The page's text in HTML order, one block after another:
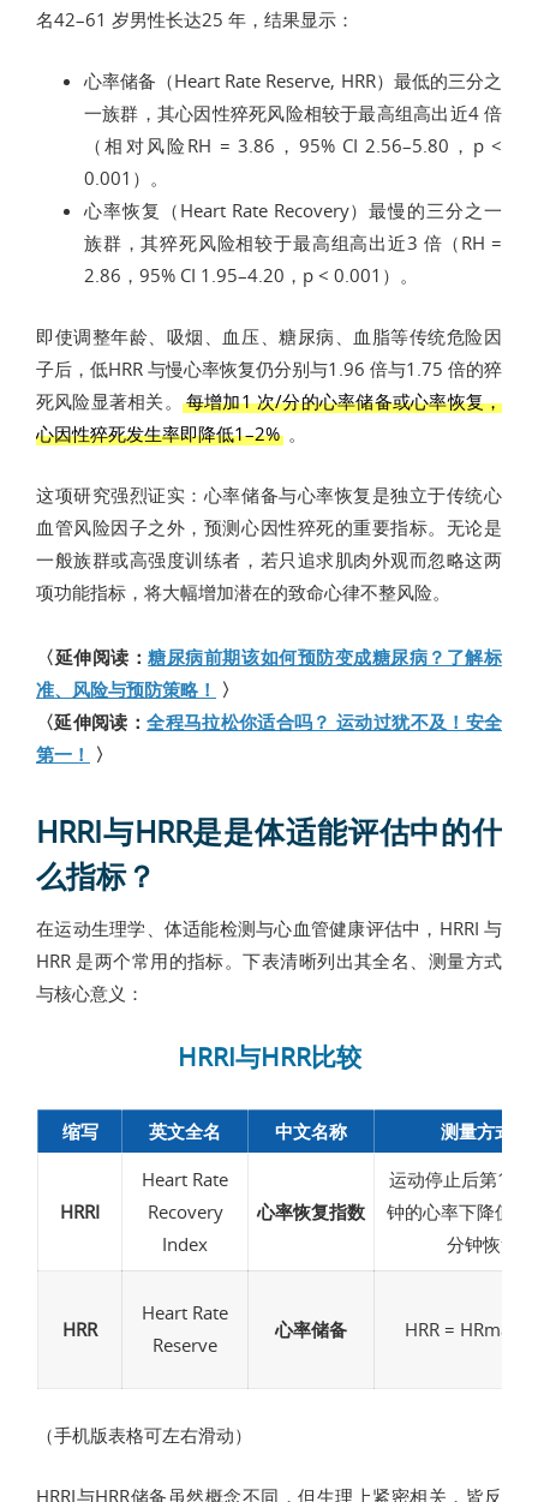
名42–61 岁男性长达25 年，结果显示：
心率储备（Heart Rate Reserve, HRR）最低的三分之
一族群，其心因性猝死风险相较于最高组高出近4 倍
（相对风险RH = 3.86，95% CI 2.56–5.80，p <
0.001）。
心率恢复（Heart Rate Recovery）最慢的三分之一
族群，其猝死风险相较于最高组高出近3 倍（RH =
2.86，95% CI 1.95–4.20，p < 0.001）。
即使调整年龄、吸烟、血压、糖尿病、血脂等传统危险因
子后，低HRR 与慢心率恢复仍分别与1.96 倍与1.75 倍的猝
死风险显著相关。
每增加1 次/分的心率储备或心率恢复，
心因性猝死发生率即降低1–2% 。
这项研究强烈证实：心率储备与心率恢复是独立于传统心
血管风险因子之外，预测心因性猝死的重要指标。无论是
一般族群或高强度训练者，若只追求肌肉外观而忽略这两
项功能指标，将大幅增加潜在的致命心律不整风险。
〈延伸阅读：糖尿病前期该如何预防变成糖尿病？了解标
准、风险与预防策略！ 〉
〈延伸阅读：全程马拉松你适合吗？ 运动过犹不及！安全
第一！ 〉
HRRI与HRR是是体适能评估中的什
么指标？
在运动生理学、体适能检测与心血管健康评估中，HRRI 与
HRR 是两个常用的指标。下表清晰列出其全名、测量方式
与核心意义：
HRRI与HRR比较
缩写 英文全名 中文名称 测量方式/
HRRI
Heart Rate
Recovery
Index
心率恢复指数
运动停止后第1、
钟的心率下降值（
分钟恢复
HRR
Heart Rate
Reserve
心率储备 HRR = HRmax
（手机版表格可左右滑动）
HRRI与HRR储备虽然概念不同，但生理上紧密相关，皆反